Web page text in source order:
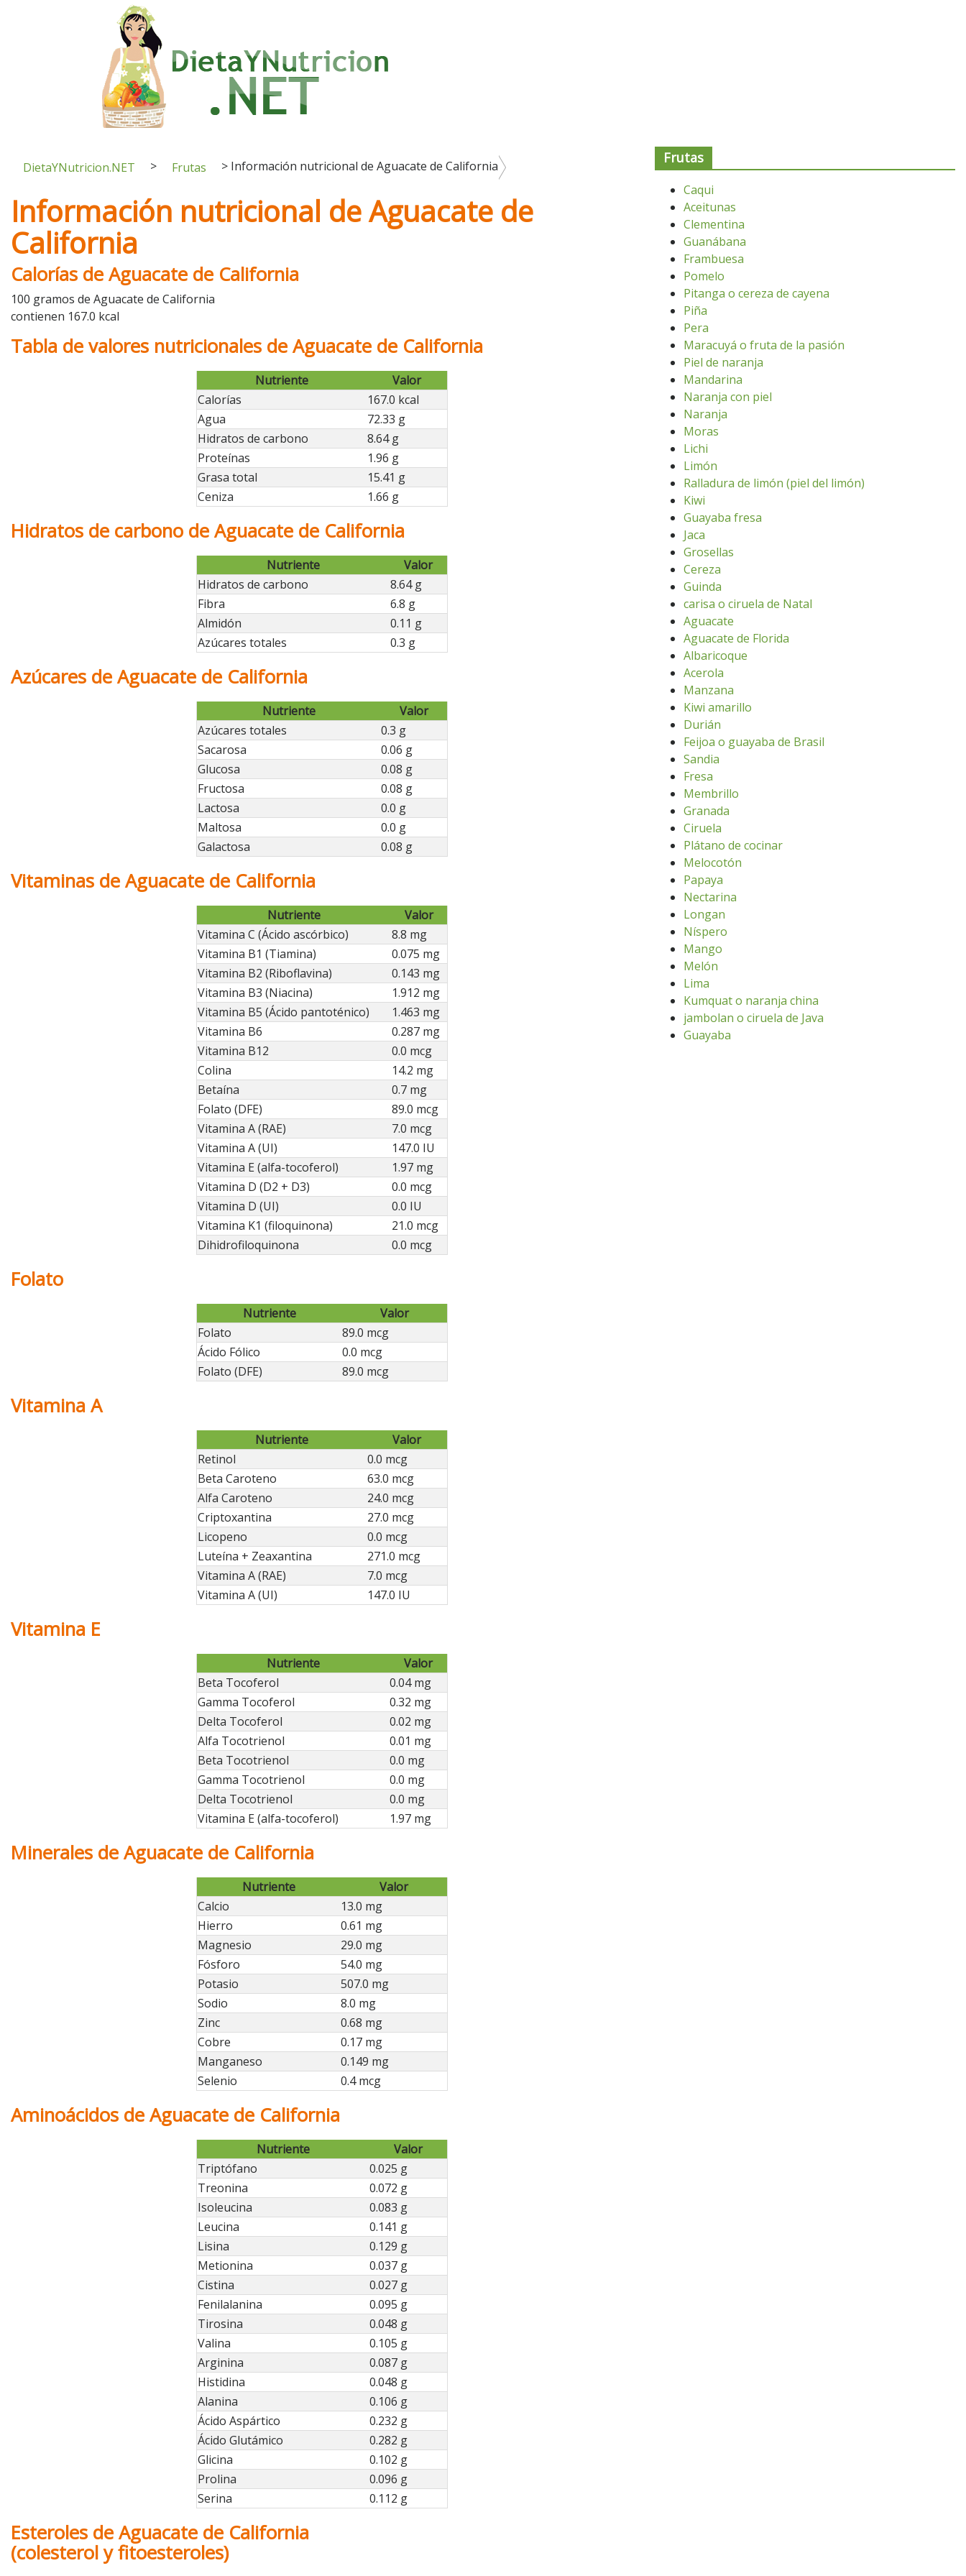
DietaYNutricion.NET > Frutas > Información nutricional de Aguacate de California
Información nutricional de Aguacate de
California
Calorías de Aguacate de California
100 gramos de Aguacate de California
contienen 167.0 kcal
Tabla de valores nutricionales de Aguacate de California
Nutriente
Valor
Calorías
167.0 kcal
Agua
72.33 g
Hidratos de carbono
8.64 g
Proteínas
1.96 g
Grasa total
15.41 g
Ceniza
1.66 g
Hidratos de carbono de Aguacate de California
Nutriente
Valor
Hidratos de carbono
8.64 g
Fibra
6.8 g
Almidón
0.11 g
Azúcares totales
0.3 g
Azúcares de Aguacate de California
Nutriente
Valor
Azúcares totales
0.3 g
Sacarosa
0.06 g
Glucosa
0.08 g
Fructosa
0.08 g
Lactosa
0.0 g
Maltosa
0.0 g
Galactosa
0.08 g
Vitaminas de Aguacate de California
Nutriente
Valor
Vitamina C (Ácido ascórbico)
8.8 mg
Vitamina B1 (Tiamina)
0.075 mg
Vitamina B2 (Riboflavina)
0.143 mg
Vitamina B3 (Niacina)
1.912 mg
Vitamina B5 (Ácido pantoténico)
1.463 mg
Vitamina B6
0.287 mg
Vitamina B12
0.0 mcg
Colina
14.2 mg
Betaína
0.7 mg
Folato (DFE)
89.0 mcg
Vitamina A (RAE)
7.0 mcg
Vitamina A (UI)
147.0 IU
Vitamina E (alfa-tocoferol)
1.97 mg
Vitamina D (D2 + D3)
0.0 mcg
Vitamina D (UI)
0.0 IU
Vitamina K1 (filoquinona)
21.0 mcg
Dihidrofiloquinona
0.0 mcg
Folato
Nutriente
Valor
Folato
89.0 mcg
Ácido Fólico
0.0 mcg
Folato (DFE)
89.0 mcg
Vitamina A
Nutriente
Valor
Retinol
0.0 mcg
Beta Caroteno
63.0 mcg
Alfa Caroteno
24.0 mcg
Criptoxantina
27.0 mcg
Licopeno
0.0 mcg
Luteína + Zeaxantina
271.0 mcg
Vitamina A (RAE)
7.0 mcg
Vitamina A (UI)
147.0 IU
Vitamina E
Nutriente
Valor
Beta Tocoferol
0.04 mg
Gamma Tocoferol
0.32 mg
Delta Tocoferol
0.02 mg
Alfa Tocotrienol
0.01 mg
Beta Tocotrienol
0.0 mg
Gamma Tocotrienol
0.0 mg
Delta Tocotrienol
0.0 mg
Vitamina E (alfa-tocoferol)
1.97 mg
Minerales de Aguacate de California
Nutriente
Valor
Calcio
13.0 mg
Hierro
0.61 mg
Magnesio
29.0 mg
Fósforo
54.0 mg
Potasio
507.0 mg
Sodio
8.0 mg
Zinc
0.68 mg
Cobre
0.17 mg
Manganeso
0.149 mg
Selenio
0.4 mcg
Aminoácidos de Aguacate de California
Nutriente
Valor
Triptófano
0.025 g
Treonina
0.072 g
Isoleucina
0.083 g
Leucina
0.141 g
Lisina
0.129 g
Metionina
0.037 g
Cistina
0.027 g
Fenilalanina
0.095 g
Tirosina
0.048 g
Valina
0.105 g
Arginina
0.087 g
Histidina
0.048 g
Alanina
0.106 g
Ácido Aspártico
0.232 g
Ácido Glutámico
0.282 g
Glicina
0.102 g
Prolina
0.096 g
Serina
0.112 g
Esteroles de Aguacate de California
(colesterol y fitoesteroles)
Frutas
Caqui
Aceitunas
Clementina
Guanábana
Frambuesa
Pomelo
Pitanga o cereza de cayena
Piña
Pera
Maracuyá o fruta de la pasión
Piel de naranja
Mandarina
Naranja con piel
Naranja
Moras
Lichi
Limón
Ralladura de limón (piel del limón)
Kiwi
Guayaba fresa
Jaca
Grosellas
Cereza
Guinda
carisa o ciruela de Natal
Aguacate
Aguacate de Florida
Albaricoque
Acerola
Manzana
Kiwi amarillo
Durián
Feijoa o guayaba de Brasil
Sandia
Fresa
Membrillo
Granada
Ciruela
Plátano de cocinar
Melocotón
Papaya
Nectarina
Longan
Níspero
Mango
Melón
Lima
Kumquat o naranja china
jambolan o ciruela de Java
Guayaba